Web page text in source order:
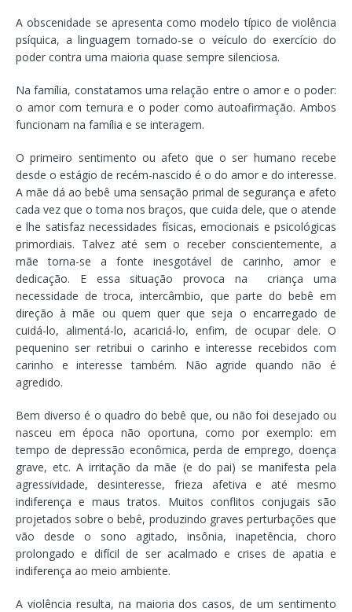
A obscenidade se apresenta como modelo típico de violência
psíquica, a linguagem tornado-se o veículo do exercício do
poder contra uma maioria quase sempre silenciosa.
Na família, constatamos uma relação entre o amor e o poder:
o amor com ternura e o poder como autoafirmação. Ambos
funcionam na família e se interagem.
O primeiro sentimento ou afeto que o ser humano recebe
desde o estágio de recém-nascido é o do amor e do interesse.
A mãe dá ao bebê uma sensação primal de segurança e afeto
cada vez que o toma nos braços, que cuida dele, que o atende
e lhe satisfaz necessidades físicas, emocionais e psicológicas
primordiais. Talvez até sem o receber conscientemente, a
mãe torna-se a fonte inesgotável de carinho, amor e
dedicação. E essa situação provoca na criança uma
necessidade de troca, intercâmbio, que parte do bebê em
direção à mãe ou quem quer que seja o encarregado de
cuidá-lo, alimentá-lo, acariciá-lo, enfim, de ocupar dele. O
pequenino ser retribui o carinho e interesse recebidos com
carinho e interesse também. Não agride quando não é
agredido.
Bem diverso é o quadro do bebê que, ou não foi desejado ou
nasceu em época não oportuna, como por exemplo: em
tempo de depressão econômica, perda de emprego, doença
grave, etc. A irritação da mãe (e do pai) se manifesta pela
agressividade, desinteresse, frieza afetiva e até mesmo
indiferença e maus tratos. Muitos conflitos conjugais são
projetados sobre o bebê, produzindo graves perturbações que
vão desde o sono agitado, insônia, inapetência, choro
prolongado e difícil de ser acalmado e crises de apatia e
indiferença ao meio ambiente.
A violência resulta, na maioria dos casos, de um sentimento